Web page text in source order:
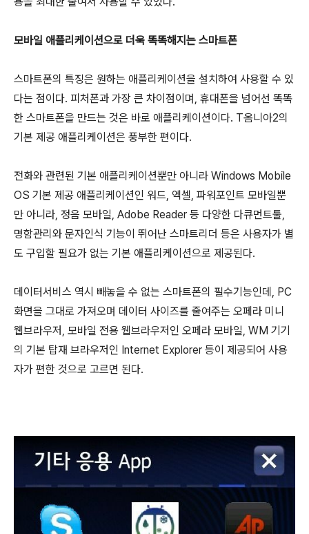
모바일 애플리케이션으로 더욱 똑똑해지는 스마트폰
스마트폰의 특징은 원하는 애플리케이션을 설치하여 사용할 수 있
다는 점이다. 피처폰과 가장 큰 차이점이며, 휴대폰을 넘어선 똑똑
한 스마트폰을 만드는 것은 바로 애플리케이션이다. T옴니아2의
기본 제공 애플리케이션은 풍부한 편이다.
전화와 관련된 기본 애플리케이션뿐만 아니라 Windows Mobile
OS 기본 제공 애플리케이션인 워드, 엑셀, 파워포인트 모바일뿐
만 아니라, 정음 모바일, Adobe Reader 등 다양한 다큐먼트툴,
명함관리와 문자인식 기능이 뛰어난 스마트리더 등은 사용자가 별
도 구입할 필요가 없는 기본 애플리케이션으로 제공된다.
데이터서비스 역시 빼놓을 수 없는 스마트폰의 필수기능인데, PC
화면을 그대로 가져오며 데이터 사이즈를 줄여주는 오페라 미니
웹브라우저, 모바일 전용 웹브라우저인 오페라 모바일, WM 기기
의 기본 탑재 브라우저인 Internet Explorer 등이 제공되어 사용
자가 편한 것으로 고르면 된다.